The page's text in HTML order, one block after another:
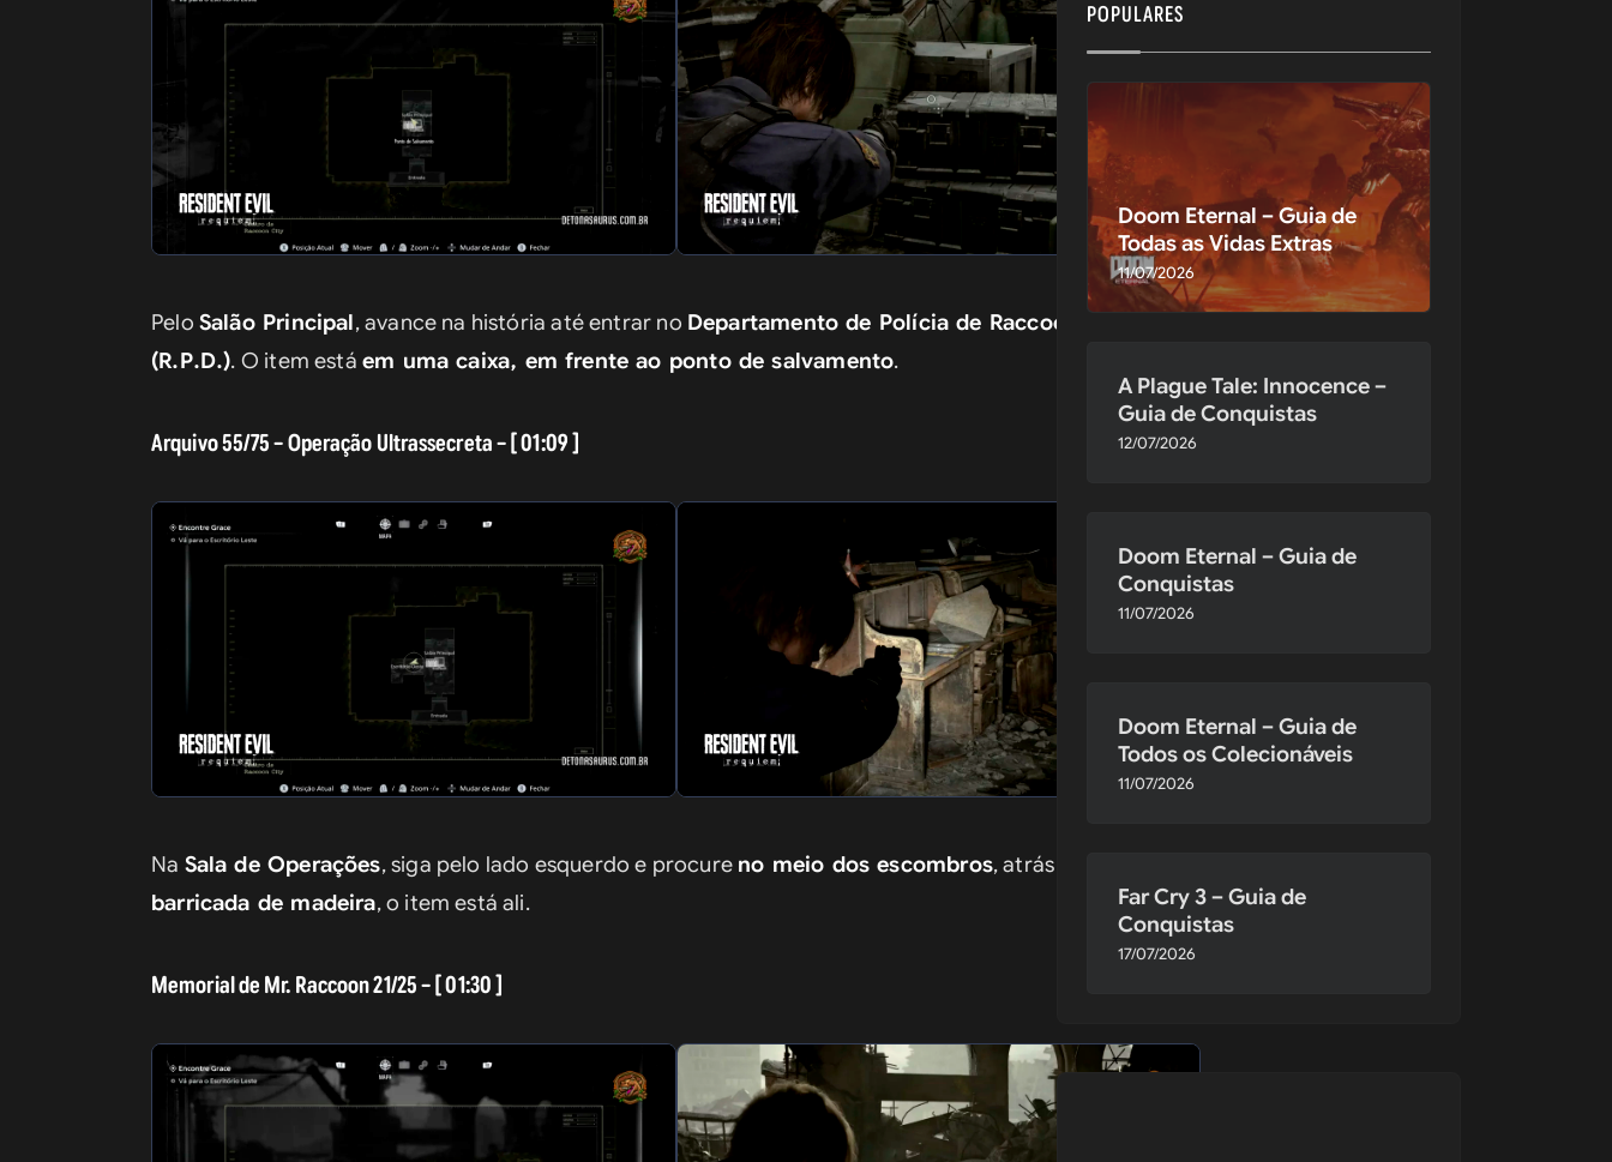
Pelo Salão Principal, avance na história até entrar no Departamento de Polícia de Raccoon City
(R.P.D.). O item está em uma caixa, em frente ao ponto de salvamento.
Arquivo 55/75 – Operação Ultrassecreta – [ 01:09 ]
Na Sala de Operações, siga pelo lado esquerdo e procure no meio dos escombros, atrás de
barricada de madeira, o item está ali.
Memorial de Mr. Raccoon 21/25 – [ 01:30 ]
POPULARES
Doom Eternal – Guia de
Todas as Vidas Extras
11/07/2026
A Plague Tale: Innocence –
Guia de Conquistas
12/07/2026
Doom Eternal – Guia de
Conquistas
11/07/2026
Doom Eternal – Guia de
Todos os Colecionáveis
11/07/2026
Far Cry 3 – Guia de
Conquistas
17/07/2026